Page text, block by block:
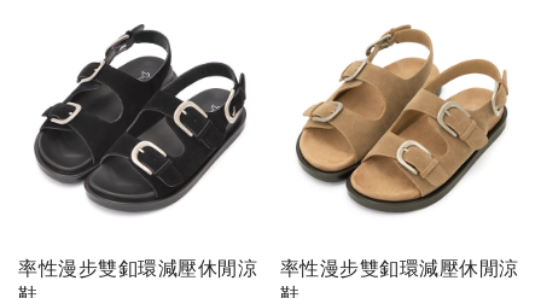
率性漫步雙釦環減壓休閒涼
率性漫步雙釦環減壓休閒涼